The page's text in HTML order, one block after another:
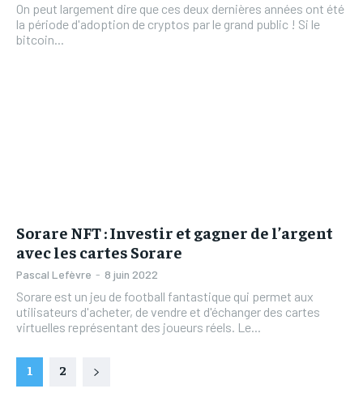
On peut largement dire que ces deux dernières années ont été
la période d'adoption de cryptos par le grand public ! Si le
bitcoin...
Sorare NFT : Investir et gagner de l’argent
avec les cartes Sorare
Pascal Lefèvre - 8 juin 2022
Sorare est un jeu de football fantastique qui permet aux
utilisateurs d'acheter, de vendre et d'échanger des cartes
virtuelles représentant des joueurs réels. Le...
1 2